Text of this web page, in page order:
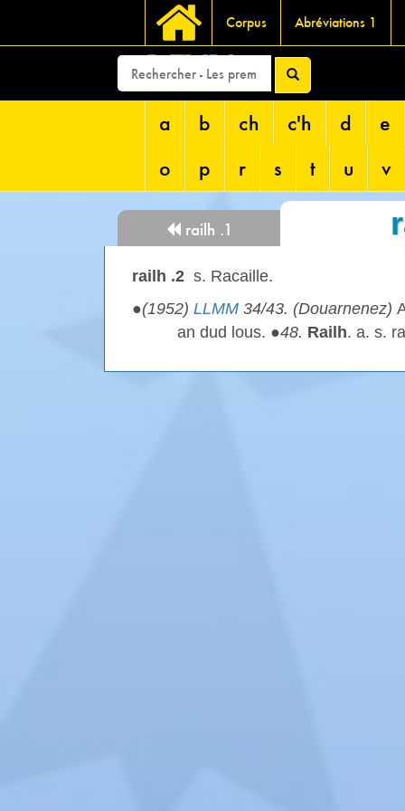
Corpus Abréviations 1
DEVRI
a b ch c'h d
e
o
p r s t u v
railh .1
railh .2 s. Racaille.
●(1952) LLMM 34/43. (Douarnenez)
an dud lous. ●48. Railh. a. s.